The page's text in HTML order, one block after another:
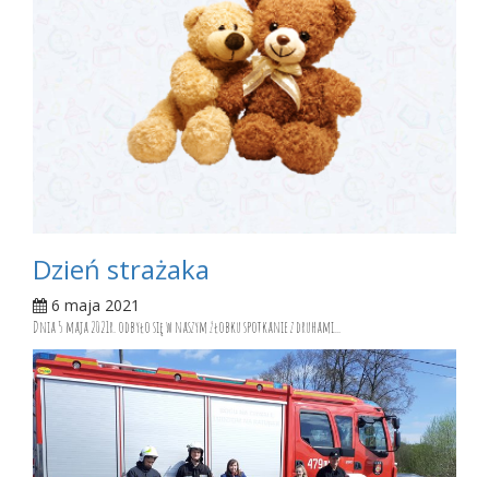
Dzień strażaka
6 maja 2021
Dnia 5 maja 2021r. odbyło się w naszym żłobku spotkanie z druhami...